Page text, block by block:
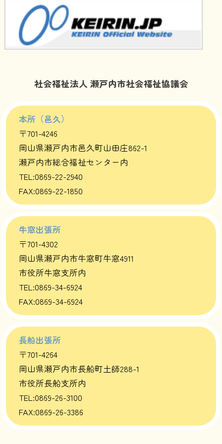
社会福祉法人 瀬戸内市社会福祉協議会
本所（邑久）
〒701-4246
岡山県瀬戸内市邑久町山田庄862-1
瀬戸内市総合福祉センター内
TEL:0869-22-2940
FAX:0869-22-1850
牛窓出張所
〒701-4302
岡山県瀬戸内市牛窓町牛窓4911
市役所牛窓支所内
TEL:0869-34-6924
FAX:0869-34-6924
長船出張所
〒701-4264
岡山県瀬戸内市長船町土師288-1
市役所長船支所内
TEL:0869-26-3100
FAX:0869-26-3386